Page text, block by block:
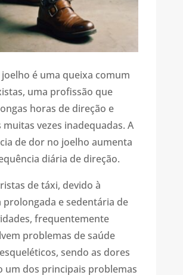
é uma queixa comum
uma profissão que
horas de direção e
vezes inadequadas. A
de dor no joelho aumenta
diária de direção.
de táxi, devido à
prolongada e sedentária de
frequentemente
problemas de saúde
sendo as dores
um dos principais problemas